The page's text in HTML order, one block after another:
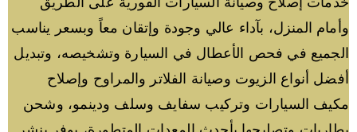
وأمام المنزل، بآداء عالي وجودة وإتقان معاً وبسعر يناسب
الجميع في فحص الأعطال في السيارة وتشخيصه، وتبديل
أفضل أنواع الزيوت وصيانة الفلاتر والمراوح وإصلاح
مكيف السيارات وتركيب سفايف وسلف ودينمو، وشحن